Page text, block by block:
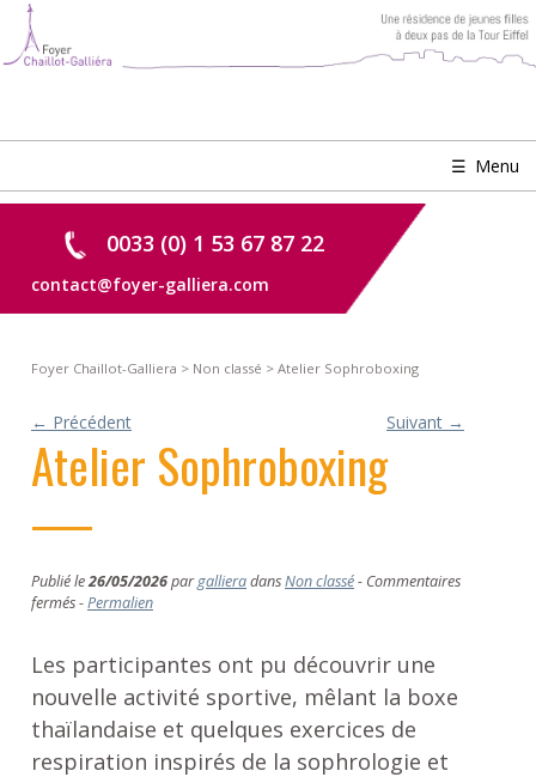
Menu
Accueil
Association
Historique
Partenariats
Foyer
Vie quotidienne
Galerie de photos
Témoignages
Candidature
Contact/Plan d’accès
0033 (0) 1 53 67 87 22
contact@foyer-galliera.com
Foyer Chaillot-Galliera > Non classé > Atelier Sophroboxing
← Précédent Suivant →
Atelier Sophroboxing
Publié le26/05/2026pargallieradansNon classé- Commentaires
ferméssur
-Permalien
Les participantes ont pu découvrir une
nouvelle activité sportive, mêlant la boxe
thaïlandaise et quelques exercices de
respiration inspirés de la sophrologie et